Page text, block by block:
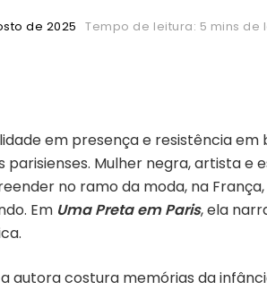
de 2025 Tempo de leitura: 5 mins de
em presença e resistência em
parisienses. Mulher negra, artista
no ramo da moda, na
Em Uma Preta em Paris, ela
costura memórias da